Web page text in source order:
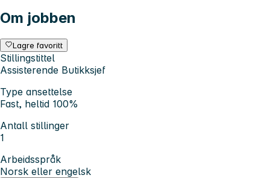
Om jobben
Lagre favoritt
Stillingstittel
Assisterende Butikksjef
Type ansettelse
Fast, heltid 100%
Antall stillinger
1
Arbeidsspråk
Norsk eller engelsk